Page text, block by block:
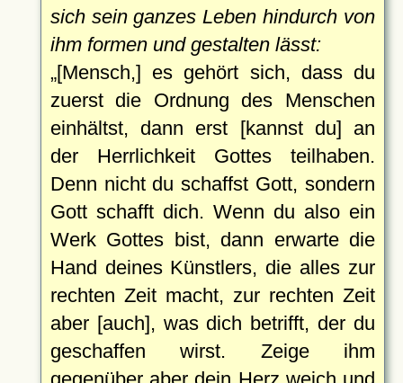
sich sein ganzes Leben hindurch von
ihm formen und gestalten lässt:
[Mensch,] es gehört sich, dass du
zuerst die Ordnung des Menschen
einhältst, dann erst [kannst du] an
der Herrlichkeit Gottes teilhaben.
Denn nicht du schaffst Gott, sondern
Gott schafft dich. Wenn du also ein
Werk Gottes bist, dann erwarte die
Hand deines Künstlers, die alles zur
rechten Zeit macht, zur rechten Zeit
aber [auch], was dich betrifft, der du
geschaffen wirst. Zeige ihm